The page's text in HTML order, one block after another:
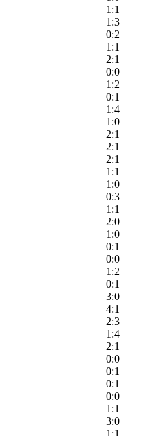
1:1
1:3
0:2
1:1
2:1
0:0
1:2
0:1
1:4
1:0
2:1
2:1
2:1
1:1
1:0
0:3
1:1
2:0
1:0
0:1
0:0
1:2
0:1
3:0
4:1
2:3
1:4
2:1
0:0
0:1
0:1
0:0
1:1
3:0